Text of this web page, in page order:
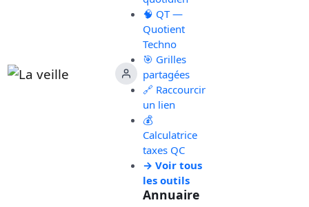
🧠 QT —
Quotient
Techno
🎯 Grilles
partagées
🔗 Raccourcir
un lien
💰
Calculatrice
taxes QC
→ Voir tous
les outils
Annuaire